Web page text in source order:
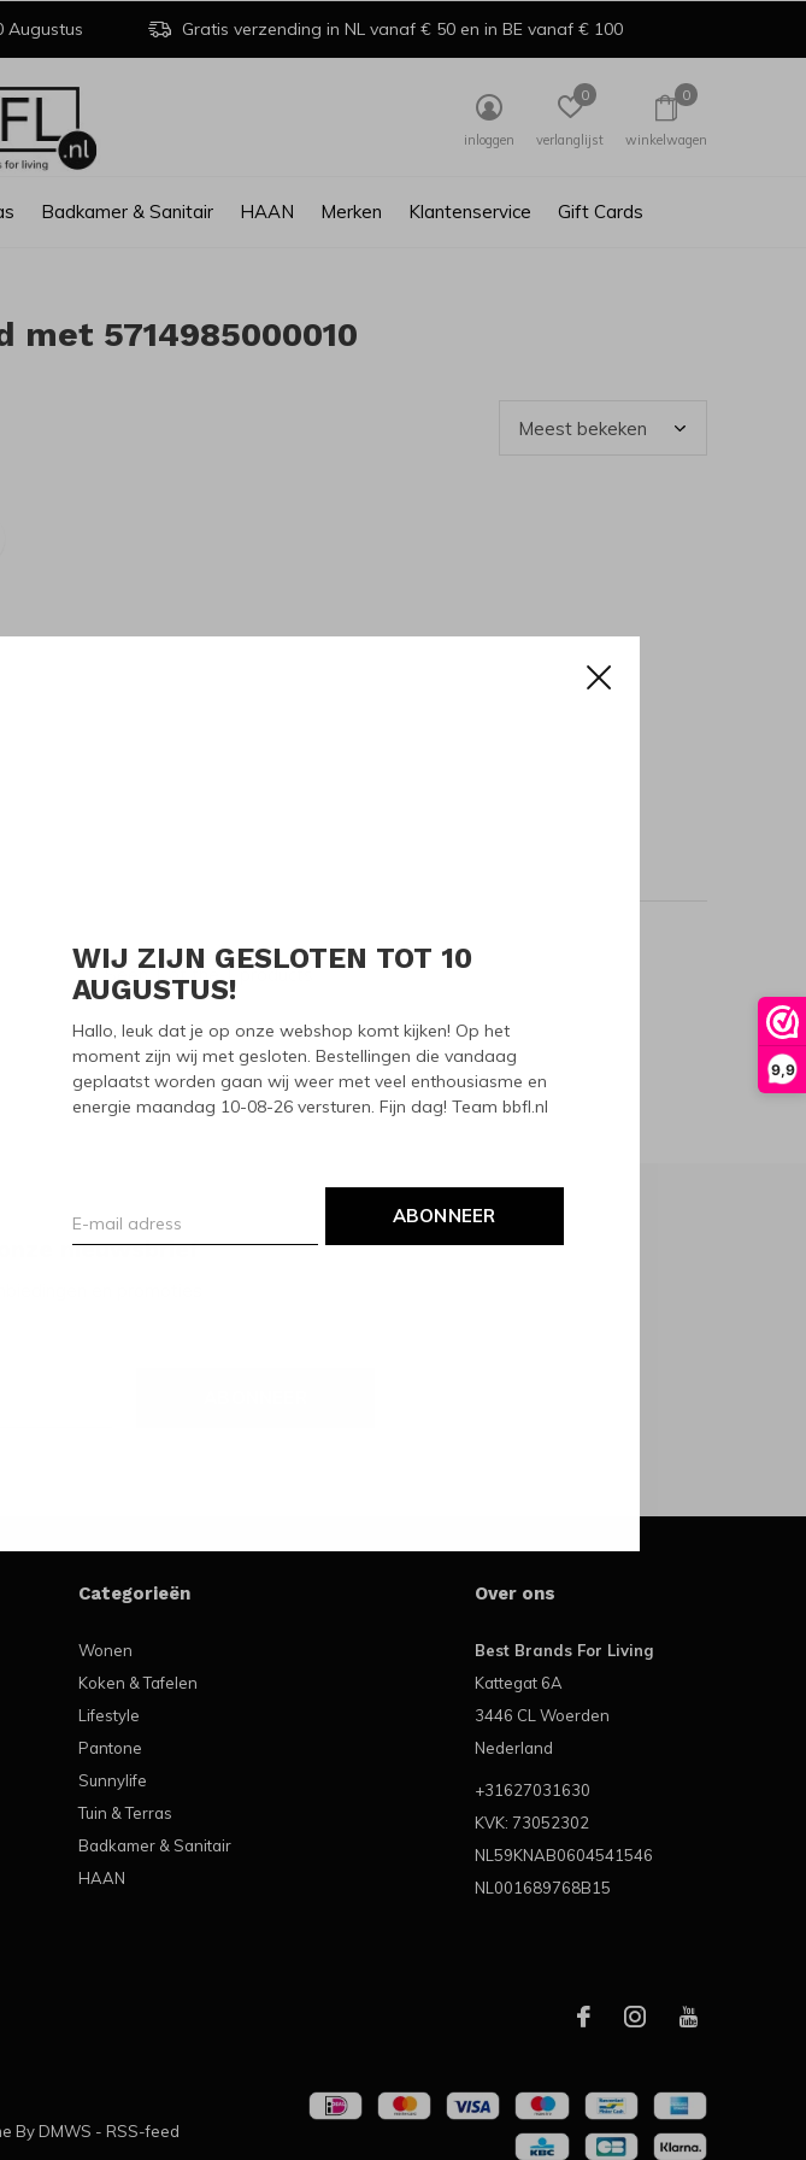
9,9
WIJ ZIJN GESLOTEN TOT 10
AUGUSTUS!
Hallo, leuk dat je op onze webshop komt kijken! Op het
moment zijn wij met gesloten. Bestellingen die vandaag
geplaatst worden gaan wij weer met veel enthousiasme en
energie maandag 10-08-26 versturen. Fijn dag! Team bbfl.nl
ABONNEER
Badkamer & Sanitair HAAN Merken Klantenservice Gift Cards
inloggen verlanglijst
0
winkelwagen
0
Augustus Gratis verzending in NL vanaf € 50 en in BE vanaf € 100
met 5714985000010
Seen 1 of the 1 products
nieuwsbrief
en promoties
Categorieën
Wonen
Koken & Tafelen
Lifestyle
Pantone
Sunnylife
Tuin & Terras
Badkamer & Sanitair
HAAN
Over ons
Best Brands For Living
Kattegat 6A
3446 CL Woerden
Nederland
+31627031630
KVK: 73052302
NL59KNAB0604541546
NL001689768B15
By DMWS - RSS-feed